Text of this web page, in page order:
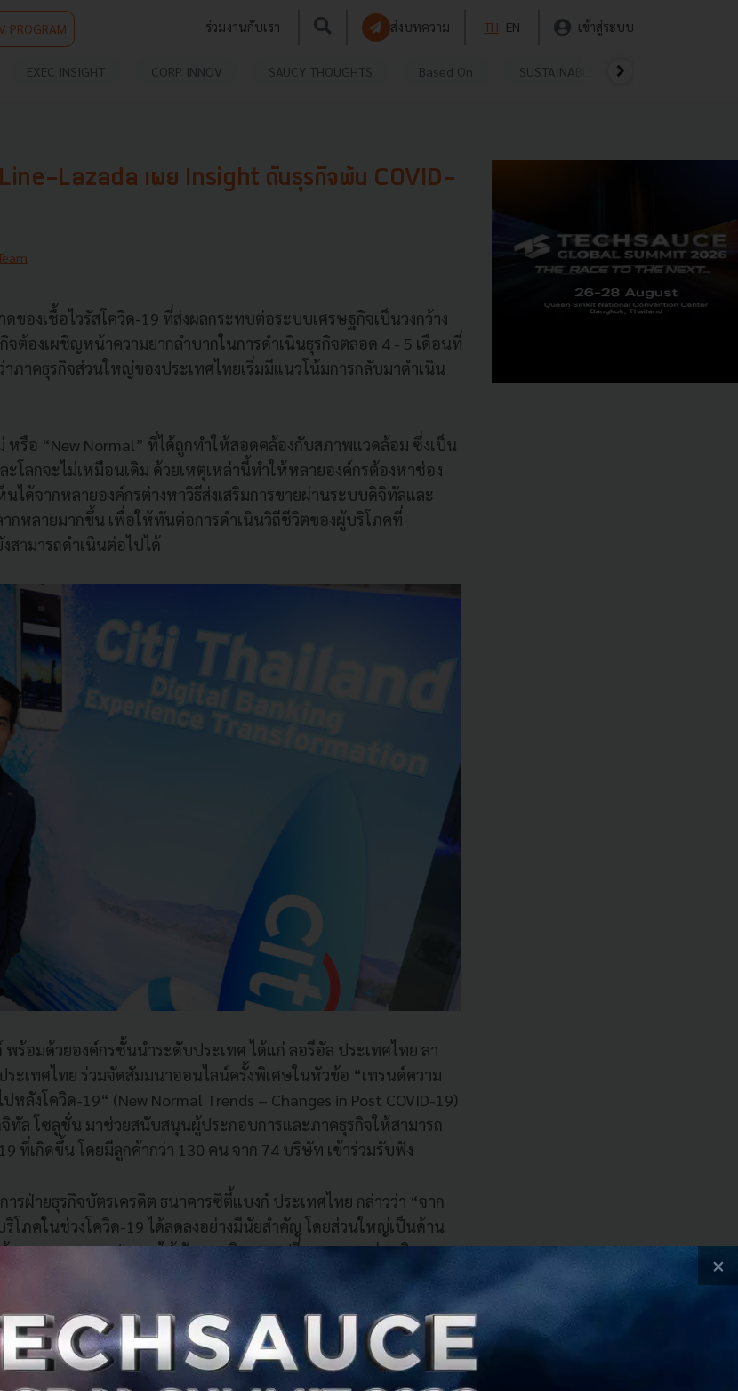
PROGRAM ร่วมงานกับเรา ส่งบทความ TH EN เข้าสู่ระบบ
EXEC INSIGHT CORP INNOV SAUCY THOUGHTS Based On SUSTAINABLE
Lazada เผย Insight ดันธุรกิจพ้น COVID-
ของเชื้อไวรัสโควิด-19 ที่ส่งผลกระทบต่อระบบเศรษฐกิจเป็นวงกว้าง
จต้องเผชิญหน้าความยากลำบากในการดำเนินธุรกิจตลอด 4 - 5 เดือนที่
ภาคธุรกิจส่วนใหญ่ของประเทศไทยเริ่มมีแนวโน้มการกลับมาดำเนิน
รือ “New Normal” ที่ได้ถูกทำให้สอดคล้องกับสภาพแวดล้อม ซึ่งเป็น
โลกจะไม่เหมือนเดิม ด้วยเหตุเหล่านี้ทำให้หลายองค์กรต้องหาช่อง
ได้จากหลายองค์กรต่างหาวิธีส่งเสริมการขายผ่านระบบดิจิทัลและ
กหลายมากขึ้น เพื่อให้ทันต่อการดำเนินวิถีชีวิตของผู้บริโภคที่
สามารถดำเนินต่อไปได้
พร้อมด้วยองค์กรชั้นนำระดับประเทศ ได้แก่ ลอรีอัล ประเทศไทย ลา
ระเทศไทย ร่วมจัดสัมมนาออนไลน์ครั้งพิเศษในหัวข้อ “เทรนด์ความ
ลังโควิด-19“ (New Normal Trends – Changes in Post COVID-19)
ทัล โซลูชั่น มาช่วยสนับสนุนผู้ประกอบการและภาคธุรกิจให้สามารถ
ที่เกิดขึ้น โดยมีลูกค้ากว่า 130 คน จาก 74 บริษัท เข้าร่วมรับฟัง
รฝ่ายธุรกิจบัตรเครดิต ธนาคารซิตี้แบงก์ ประเทศไทย กล่าวว่า “จาก
โภคในช่วงโควิด-19 ได้ลดลงอย่างมีนัยสำคัญ โดยส่วนใหญ่เป็นด้าน
งทบทวนแคมเปญการใช้บัตรเครดิตและเปลี่ยนจากการส่งเสริมการ
อมเมิร์ซและสินค้าอุปโภคบริโภคแทน นอกจากนี้ซิตี้แบงก์ได้นำเสนอ
การให้คำแนะนำและเคล็ดลับเกี่ยวกับวิธีการใช้บริการธนาคารและ
ลใหม่ ๆ ที่จำเป็นในช่วงสถานการณ์ดังกล่าว ที่มาพร้อมฟังก์ชันอำนวย
ผู้ประกอบการสามารถดำเนินธุรกรรมให้สะดวกและง่ายดายมากขึ้น โดย
×